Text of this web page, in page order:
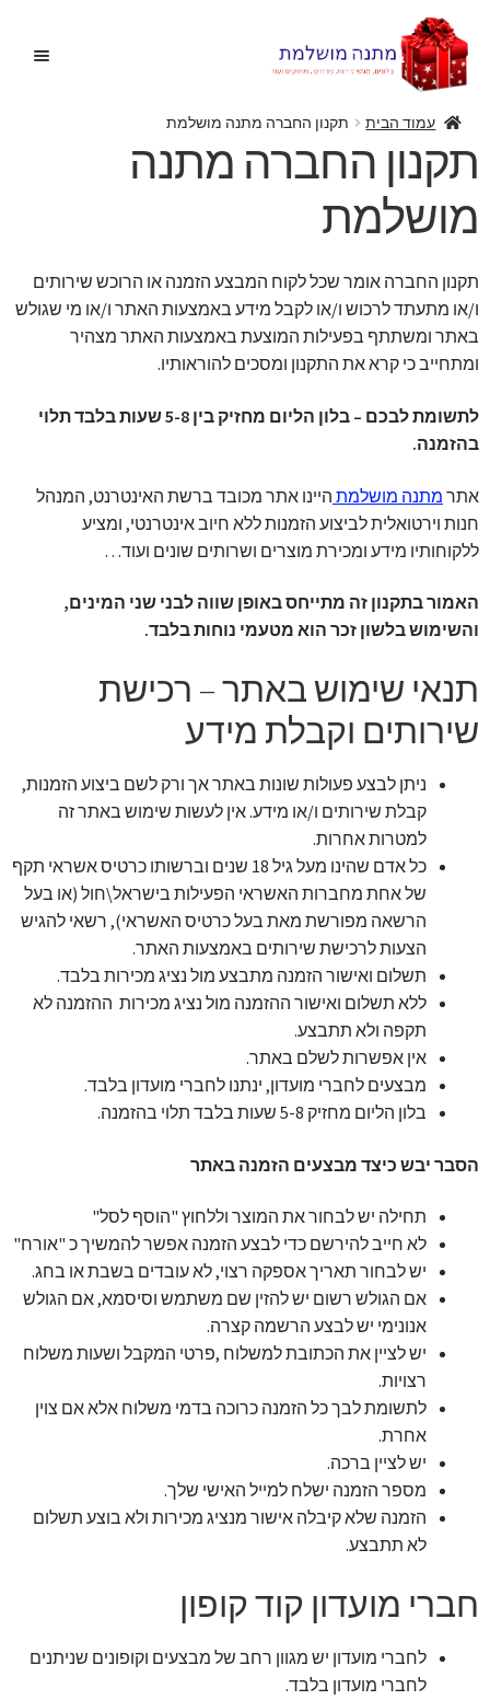
דלג
לניווט
לדלג
לתוכן
בית
בלונים
הילד
הצעות נישואין
מתנות מקוריות
הילד
את
זר מתוק
מתנות בראשון לציון
תשלום
מחירון משלוחי בלונים
קטלוג מוצרים
עמוד הבית תקנון החברה מתנה מושלמת
תקנון החברה מתנה
מושלמת
תקנון החברה אומר שכל לקוח המבצע הזמנה או הרוכש שירותים
ו/או מתעתד לרכוש ו/או לקבל מידע באמצעות האתר ו/או מי שגולש
באתר ומשתתף בפעילות המוצעת באמצעות האתר מצהיר
ומתחייב כי קרא את התקנון ומסכים להוראותיו.
לתשומת לבכם – בלון הליום מחזיק בין 5-8 שעות בלבד תלוי
בהזמנה.
אתר מתנה מושלמת היינו אתר מכובד ברשת האינטרנט, המנהל
חנות וירטואלית לביצוע הזמנות ללא חיוב אינטרנטי, ומציע
ללקוחותיו מידע ומכירת מוצרים ושרותים שונים ועוד…
האמור בתקנון זה מתייחס באופן שווה לבני שני המינים,
והשימוש בלשון זכר הוא מטעמי נוחות בלבד.
תנאי שימוש באתר – רכישת
שירותים וקבלת מידע
ניתן לבצע פעולות שונות באתר אך ורק לשם ביצוע הזמנות,
קבלת שירותים ו/או מידע. אין לעשות שימוש באתר זה
למטרות אחרות.
כל אדם שהינו מעל גיל 18 שנים וברשותו כרטיס אשראי תקף
של אחת מחברות האשראי הפעילות בישראל\חול (או בעל
הרשאה מפורשת מאת בעל כרטיס האשראי), רשאי להגיש
הצעות לרכישת שירותים באמצעות האתר.
תשלום ואישור הזמנה מתבצע מול נציג מכירות בלבד.
ללא תשלום ואישור ההזמנה מול נציג מכירות ההזמנה לא
תקפה ולא תתבצע.
אין אפשרות לשלם באתר.
מבצעים לחברי מועדון, ינתנו לחברי מועדון בלבד.
בלון הליום מחזיק 5-8 שעות בלבד תלוי בהזמנה.
הסבר יבש כיצד מבצעים הזמנה באתר
תחילה יש לבחור את המוצר וללחוץ "הוסף לסל"
לא חייב להירשם כדי לבצע הזמנה אפשר להמשיך כ "אורח"
יש לבחור תאריך אספקה רצוי, לא עובדים בשבת או בחג.
אם הגולש רשום יש להזין שם משתמש וסיסמא, אם הגולש
אנונימי יש לבצע הרשמה קצרה.
יש לציין את הכתובת למשלוח ,פרטי המקבל ושעות משלוח
רצויות.
לתשומת לבך כל הזמנה כרוכה בדמי משלוח אלא אם צוין
אחרת.
יש לציין ברכה.
מספר הזמנה ישלח למייל האישי שלך.
הזמנה שלא קיבלה אישור מנציג מכירות ולא בוצע תשלום
לא תתבצע.
חברי מועדון קוד קופון
לחברי מועדון יש מגוון רחב של מבצעים וקופונים שניתנים
לחברי מועדון בלבד.